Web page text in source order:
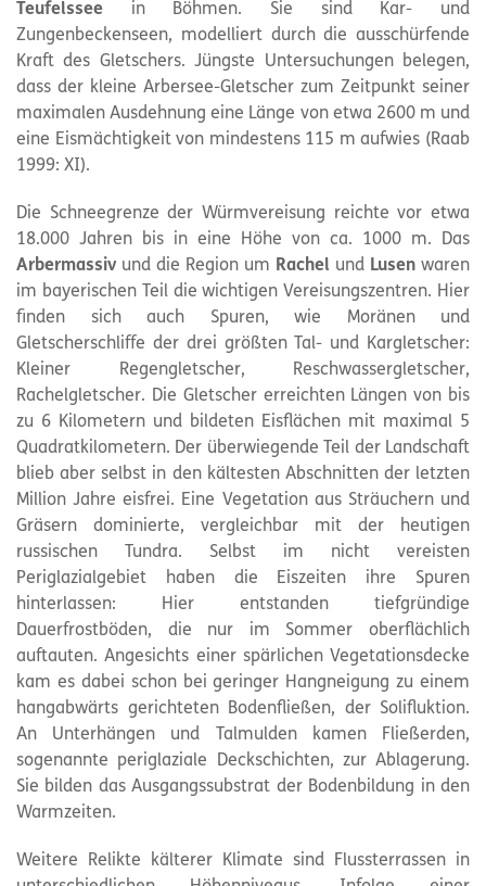
Teufelssee in Böhmen. Sie sind Kar- und
Zungenbeckenseen, modelliert durch die ausschürfende
Kraft des Gletschers. Jüngste Untersuchungen belegen,
dass der kleine Arbersee-Gletscher zum Zeitpunkt seiner
maximalen Ausdehnung eine Länge von etwa 2600 m und
eine Eismächtigkeit von mindestens 115 m aufwies (Raab
1999: XI).
Die Schneegrenze der Würmvereisung reichte vor etwa
18.000 Jahren bis in eine Höhe von ca. 1000 m. Das
Arbermassiv und die Region um Rachel und Lusen waren
im bayerischen Teil die wichtigen Vereisungszentren. Hier
finden sich auch Spuren, wie Moränen und
Gletscherschliffe der drei größten Tal- und Kargletscher:
Kleiner Regengletscher, Reschwassergletscher,
Rachelgletscher. Die Gletscher erreichten Längen von bis
zu 6 Kilometern und bildeten Eisflächen mit maximal 5
Quadratkilometern. Der überwiegende Teil der Landschaft
blieb aber selbst in den kältesten Abschnitten der letzten
Million Jahre eisfrei. Eine Vegetation aus Sträuchern und
Gräsern dominierte, vergleichbar mit der heutigen
russischen Tundra. Selbst im nicht vereisten
Periglazialgebiet haben die Eiszeiten ihre Spuren
hinterlassen: Hier entstanden tiefgründige
Dauerfrostböden, die nur im Sommer oberflächlich
auftauten. Angesichts einer spärlichen Vegetationsdecke
kam es dabei schon bei geringer Hangneigung zu einem
hangabwärts gerichteten Bodenfließen, der Solifluktion.
An Unterhängen und Talmulden kamen Fließerden,
sogenannte periglaziale Deckschichten, zur Ablagerung.
Sie bilden das Ausgangssubstrat der Bodenbildung in den
Warmzeiten.
Weitere Relikte kälterer Klimate sind Flussterrassen in